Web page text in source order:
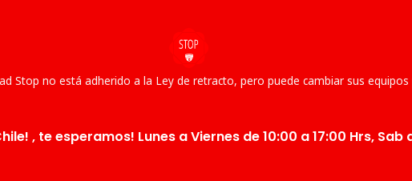
Stop no está adherido a la Ley de retracto, pero puede cambiar sus
, te esperamos! Lunes a Viernes de 10:00 a 17:00 Hrs, Sab